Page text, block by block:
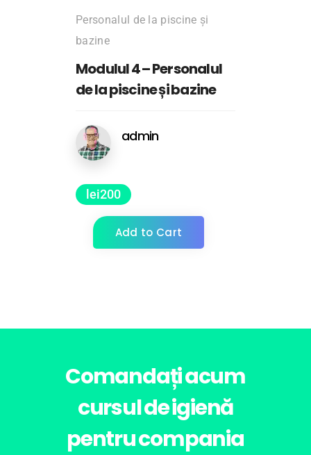
Personalul de la piscine și
bazine
Modulul 4 – Personalul
de la piscine și bazine
admin
lei200
Add to Cart
Comandați acum
cursul de igienă
pentru compania